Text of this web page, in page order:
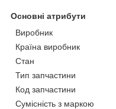
Основні атрибути
Виробник
Країна виробник
Стан
Тип запчастини
Код запчастини
Сумісність з маркою